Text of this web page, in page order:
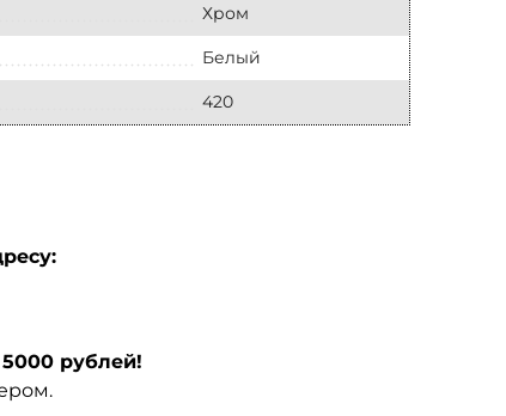
Хром
Белый
420
рублей!